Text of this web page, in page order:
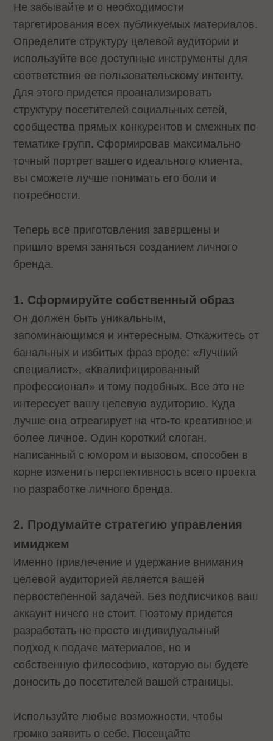
Не забывайте и о необходимости
таргетирования всех публикуемых материалов.
Определите структуру целевой аудитории и
используйте все доступные инструменты для
соответствия ее пользовательскому интенту.
Для этого придется проанализировать
структуру посетителей социальных сетей,
сообщества прямых конкурентов и смежных по
тематике групп. Сформировав максимально
точный портрет вашего идеального клиента,
вы сможете лучше понимать его боли и
потребности.
Теперь все приготовления завершены и
пришло время заняться созданием личного
бренда.
1. Сформируйте собственный образ
Он должен быть уникальным,
запоминающимся и интересным. Откажитесь от
банальных и избитых фраз вроде: «Лучший
специалист», «Квалифицированный
профессионал» и тому подобных. Все это не
интересует вашу целевую аудиторию. Куда
лучше она отреагирует на что-то креативное и
более личное. Один короткий слоган,
написанный с юмором и вызовом, способен в
корне изменить перспективность всего проекта
по разработке личного бренда.
2. Продумайте стратегию управления
имиджем
Именно привлечение и удержание внимания
целевой аудиторией является вашей
первостепенной задачей. Без подписчиков ваш
аккаунт ничего не стоит. Поэтому придется
разработать не просто индивидуальный
подход к подаче материалов, но и
собственную философию, которую вы будете
доносить до посетителей вашей страницы.
Используйте любые возможности, чтобы
громко заявить о себе. Посещайте